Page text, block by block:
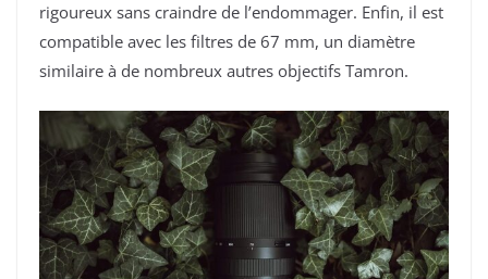
rigoureux sans craindre de l’endommager. Enfin, il est
compatible avec les filtres de 67 mm, un diamètre
similaire à de nombreux autres objectifs Tamron.